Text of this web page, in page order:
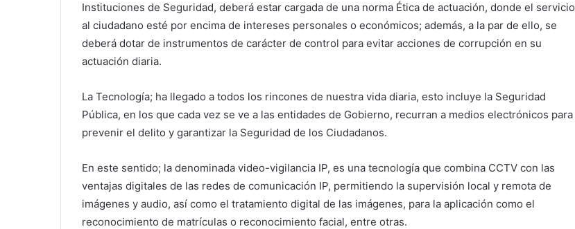
Instituciones de Seguridad, deberá estar cargada de una norma Ética de actuación, donde el servicio
al ciudadano esté por encima de intereses personales o económicos; además, a la par de ello, se
deberá dotar de instrumentos de carácter de control para evitar acciones de corrupción en su
actuación diaria.
La Tecnología; ha llegado a todos los rincones de nuestra vida diaria, esto incluye la Seguridad
Pública, en los que cada vez se ve a las entidades de Gobierno, recurran a medios electrónicos para
prevenir el delito y garantizar la Seguridad de los Ciudadanos.
En este sentido; la denominada video-vigilancia IP, es una tecnología que combina CCTV con las
ventajas digitales de las redes de comunicación IP, permitiendo la supervisión local y remota de
imágenes y audio, así como el tratamiento digital de las imágenes, para la aplicación como el
reconocimiento de matrículas o reconocimiento facial, entre otras.